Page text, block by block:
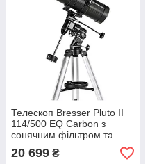
Телескоп Bresser Pluto II
114/500 EQ Carbon з
сонячним фільтром та
адаптером для
смартфона (4614500)
20 699 ₴